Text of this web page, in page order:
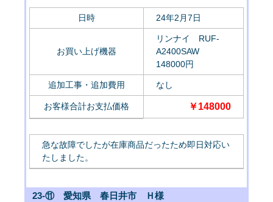
日時 24年2月7日
お買い上げ機器
リンナイ RUF-
A2400SAW
148000円
追加工事・追加費用 なし
お客様合計お支払価格 ￥148000
急な故障でしたが在庫商品だったため即日対応い
たしました。
23-⑪ 愛知県 春日井市 Ｈ様